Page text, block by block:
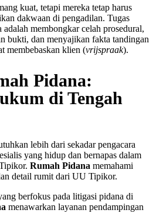
kuat, tetapi mereka tetap harus
dakwaan di pengadilan. Tugas
adalah membongkar celah prosedural,
bukti, dan menyajikan fakta tandingan
membebaskan klien (vrijspraak).
Pidana:
di Tengah
lebih dari sekadar pengacara
yang hidup dan bernapas dalam
Rumah Pidana memahami
detail rumit dari UU Tipikor.
berfokus pada litigasi pidana di
menawarkan layanan pendampingan